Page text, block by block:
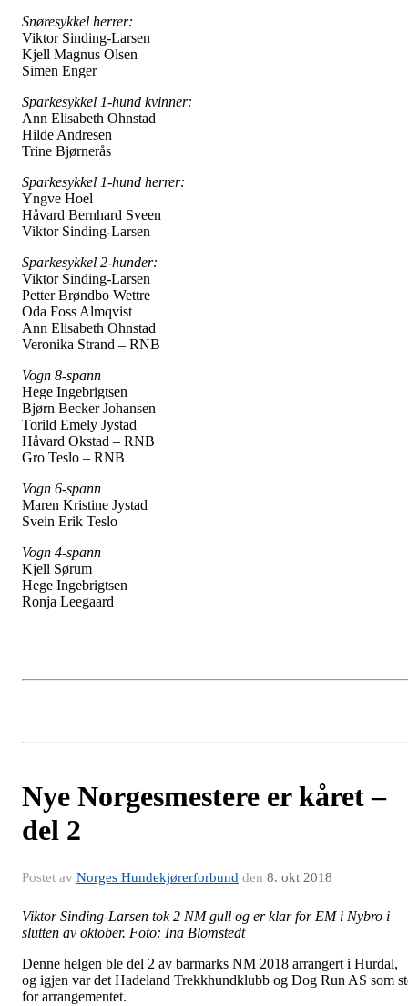
Snøresykkel herrer:
Viktor Sinding-Larsen
Kjell Magnus Olsen
Simen Enger
Sparkesykkel 1-hund kvinner:
Ann Elisabeth Ohnstad
Hilde Andresen
Trine Bjørnerås
Sparkesykkel 1-hund herrer:
Yngve Hoel
Håvard Bernhard Sveen
Viktor Sinding-Larsen
Sparkesykkel 2-hunder:
Viktor Sinding-Larsen
Petter Brøndbo Wettre
Oda Foss Almqvist
Ann Elisabeth Ohnstad
Veronika Strand – RNB
Vogn 8-spann
Hege Ingebrigtsen
Bjørn Becker Johansen
Torild Emely Jystad
Håvard Okstad – RNB
Gro Teslo – RNB
Vogn 6-spann
Maren Kristine Jystad
Svein Erik Teslo
Vogn 4-spann
Kjell Sørum
Hege Ingebrigtsen
Ronja Leegaard
Nye Norgesmestere er kåret –
del 2
Postet av Norges Hundekjørerforbund den 8. okt 2018
Viktor Sinding-Larsen tok 2 NM gull og er klar for EM i Nybro i
slutten av oktober. Foto: Ina Blomstedt
Denne helgen ble del 2 av barmarks NM 2018 arrangert i Hurdal,
og igjen var det Hadeland Trekkhundklubb og Dog Run AS som
for arrangementet.